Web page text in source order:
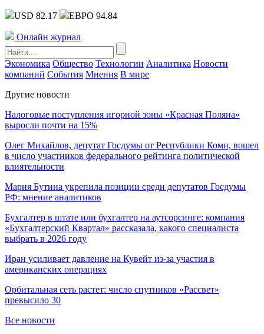
USD 82.17 ЕВРО 94.84
Онлайн журнал
Экономика Общество Технологии Аналитика Новости
компаний События Мнения В мире
Другие новости
Налоговые поступления игорной зоны «Красная Поляна»
выросли почти на 15%
Олег Михайлов, депутат Госдумы от Республики Коми, вошел
в число участников федерального рейтинга политической
влиятельности
Мария Бутина укрепила позиции среди депутатов Госдумы
РФ: мнение аналитиков
Бухгалтер в штате или бухгалтер на аутсорсинге: компания
«Бухгалтерский Квартал» рассказала, какого специалиста
выбрать в 2026 году
Иран усиливает давление на Кувейт из-за участия в
американских операциях
Орбитальная сеть растет: число спутников «Рассвет»
превысило 30
Все новости